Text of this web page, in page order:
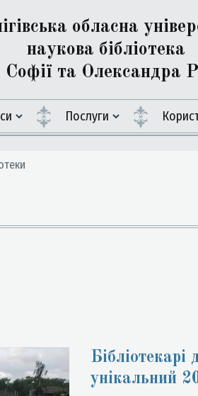
обласна
наукова бібліотека
Софії та Олександра
Послуги
Бібліотекарі
унікальний